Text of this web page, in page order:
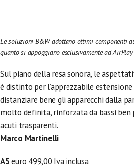
Le soluzioni B&W adottano ottimi componenti
quanto si appoggiano esclusivamente ad
Sul piano della resa sonora, le
è distinto per l’apprezzabile
distanziare bene gli apparecchi dalla
molto definita, rinforzata da bassi ben
acuti trasparenti.
Marco Martinelli
A5euro 499,00 Iva inclusa